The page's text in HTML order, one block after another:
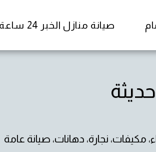
صيانة منازل الخبر 24 ساعة
مكيفات، نجارة، دهانات، صيانة عامة